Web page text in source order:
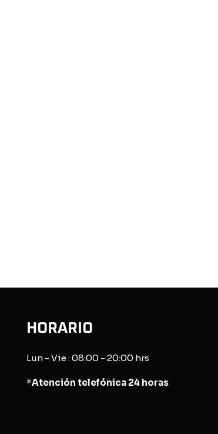
HORARIO
Lun - Vie : 08:00 - 20:00 hrs
*Atención telefónica 24 horas